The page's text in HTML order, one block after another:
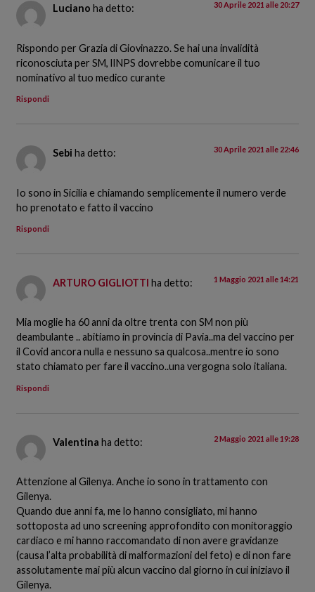
Luciano ha detto: 30 Aprile 2021 alle 20:27
Rispondo per Grazia di Giovinazzo. Se hai una invalidità
riconosciuta per SM, lINPS dovrebbe comunicare il tuo
nominativo al tuo medico curante
Rispondi
Sebi ha detto: 30 Aprile 2021 alle 22:46
Io sono in Sicilia e chiamando semplicemente il numero verde
ho prenotato e fatto il vaccino
Rispondi
ARTURO GIGLIOTTI ha detto: 1 Maggio 2021 alle 14:21
Mia moglie ha 60 anni da oltre trenta con SM non più
deambulante .. abitiamo in provincia di Pavia..ma del vaccino per
il Covid ancora nulla e nessuno sa qualcosa..mentre io sono
stato chiamato per fare il vaccino..una vergogna solo italiana.
Rispondi
Valentina ha detto: 2 Maggio 2021 alle 19:28
Attenzione al Gilenya. Anche io sono in trattamento con
Gilenya.
Quando due anni fa, me lo hanno consigliato, mi hanno
sottoposta ad uno screening approfondito con monitoraggio
cardiaco e mi hanno raccomandato di non avere gravidanze
(causa l’alta probabilità di malformazioni del feto) e di non fare
assolutamente mai più alcun vaccino dal giorno in cui iniziavo il
Gilenya.